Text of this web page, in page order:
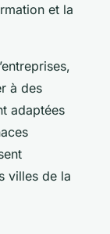
et la
à des
adaptées
villes de la